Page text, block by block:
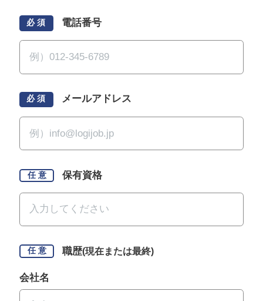
必 須 電話番号
必 須 メールアドレス
任 意 保有資格
任 意 職歴(現在または最終)
会社名